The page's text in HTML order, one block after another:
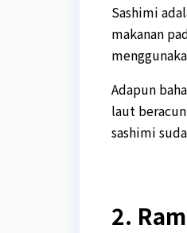
Sashimi
makanan
Adapun
laut
sashimi
2.